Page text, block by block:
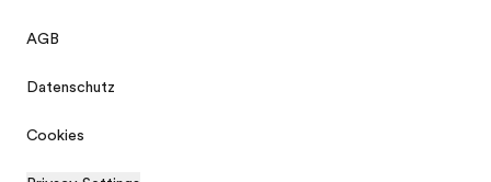
AGB
Datenschutz
Cookies